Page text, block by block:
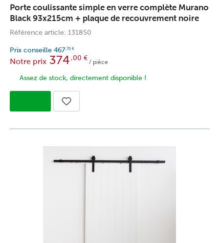
Porte coulissante simple en verre complète Murano
Black 93x215cm + plaque de recouvrement noire
Référence article: 131850
Prix conseille 467,70 €
Notre prix 374 ,00 €
/ pièce
Assez de stock, directement disponible !